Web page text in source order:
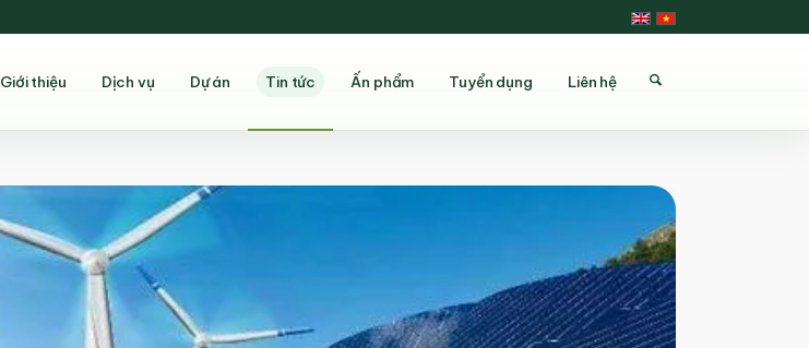
Giới thiệu Dịch vụ Dự án Tin tức Ấn phẩm Tuyển dụng Liên hệ